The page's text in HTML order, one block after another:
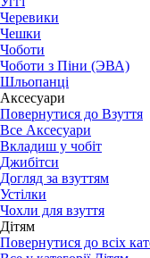
Черевики
Чешки
Чоботи
Чоботи з Піни (ЭВА)
Шльопанці
Аксесуари
Повернутися до Взуття
Все Аксесуари
Вкладиш у чобіт
Джибітси
Догляд за взуттям
Устілки
Чохли для взуття
Дітям
Повернутися до всіх